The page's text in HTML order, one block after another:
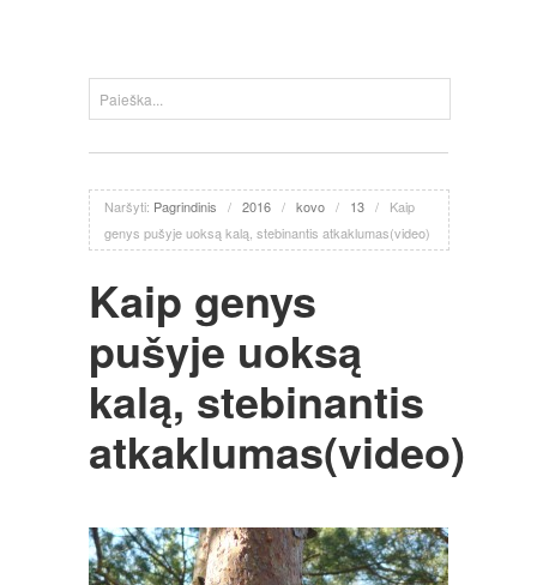
Naršyti: Pagrindinis / 2016 / kovo / 13 /
Kaip
genys pušyje uoksą kalą, stebinantis atkaklumas(video)
Kaip genys
pušyje uoksą
kalą, stebinantis
atkaklumas(video)